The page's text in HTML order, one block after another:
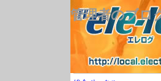
管理者のブロ